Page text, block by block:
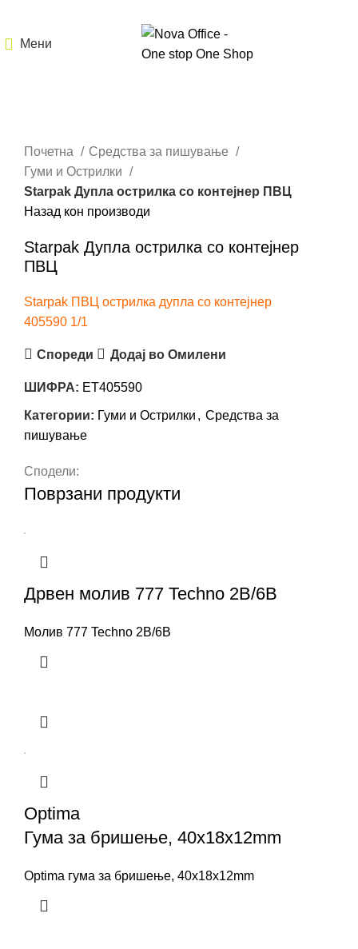
Мени
Почетна
Средства за пишување
Гуми и Острилки
Starpak Дупла острилка со контејнер ПВЦ
Назад кон производи
Starpak Дупла острилка со контејнер
ПВЦ
Starpak ПВЦ острилка дупла со контејнер
405590 1/1
Спореди Додај во Омилени
ШИФРА: ET405590
Категории: Гуми и Острилки , Средства за
пишување
Сподели:
Поврзани продукти
Дрвен молив 777 Techno 2B/6B
Молив 777 Techno 2B/6B
Optima
Гума за бришење, 40x18x12mm
Optima гума за бришење, 40x18x12mm